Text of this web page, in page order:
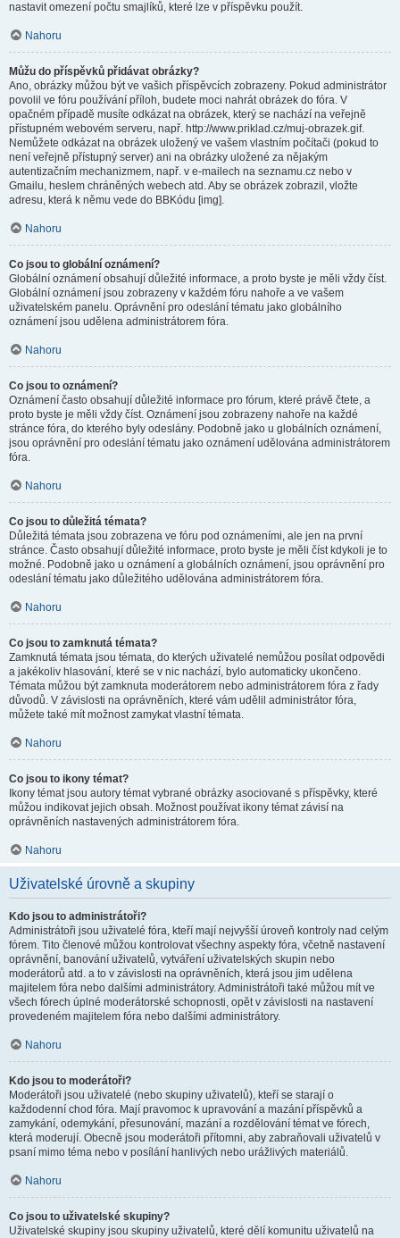
nastavit omezení počtu smajlíků, které lze v příspěvku použít.
Nahoru
Můžu do příspěvků přidávat obrázky?
Ano, obrázky můžou být ve vašich příspěvcích zobrazeny. Pokud administrátor
povolil ve fóru používání příloh, budete moci nahrát obrázek do fóra. V
opačném případě musíte odkázat na obrázek, který se nachází na veřejně
přístupném webovém serveru, např. http://www.priklad.cz/muj-obrazek.gif.
Nemůžete odkázat na obrázek uložený ve vašem vlastním počítači (pokud to
není veřejně přístupný server) ani na obrázky uložené za nějakým
autentizačním mechanizmem, např. v e-mailech na seznamu.cz nebo v
Gmailu, heslem chráněných webech atd. Aby se obrázek zobrazil, vložte
adresu, která k němu vede do BBKódu [img].
Nahoru
Co jsou to globální oznámení?
Globální oznámení obsahují důležité informace, a proto byste je měli vždy číst.
Globální oznámení jsou zobrazeny v každém fóru nahoře a ve vašem
uživatelském panelu. Oprávnění pro odeslání tématu jako globálního
oznámení jsou udělena administrátorem fóra.
Nahoru
Co jsou to oznámení?
Oznámení často obsahují důležité informace pro fórum, které právě čtete, a
proto byste je měli vždy číst. Oznámení jsou zobrazeny nahoře na každé
stránce fóra, do kterého byly odeslány. Podobně jako u globálních oznámení,
jsou oprávnění pro odeslání tématu jako oznámení udělována administrátorem
fóra.
Nahoru
Co jsou to důležitá témata?
Důležitá témata jsou zobrazena ve fóru pod oznámeními, ale jen na první
stránce. Často obsahují důležité informace, proto byste je měli číst kdykoli je to
možné. Podobně jako u oznámení a globálních oznámení, jsou oprávnění pro
odeslání tématu jako důležitého udělována administrátorem fóra.
Nahoru
Co jsou to zamknutá témata?
Zamknutá témata jsou témata, do kterých uživatelé nemůžou posílat odpovědi
a jakékoliv hlasování, které se v nic nachází, bylo automaticky ukončeno.
Témata můžou být zamknuta moderátorem nebo administrátorem fóra z řady
důvodů. V závislosti na oprávněních, které vám udělil administrátor fóra,
můžete také mít možnost zamykat vlastní témata.
Nahoru
Co jsou to ikony témat?
Ikony témat jsou autory témat vybrané obrázky asociované s příspěvky, které
můžou indikovat jejich obsah. Možnost používat ikony témat závisí na
oprávněních nastavených administrátorem fóra.
Nahoru
Uživatelské úrovně a skupiny
Kdo jsou to administrátoři?
Administrátoři jsou uživatelé fóra, kteří mají nejvyšší úroveň kontroly nad celým
fórem. Tito členové můžou kontrolovat všechny aspekty fóra, včetně nastavení
oprávnění, banování uživatelů, vytváření uživatelských skupin nebo
moderátorů atd. a to v závislosti na oprávněních, která jsou jim udělena
majitelem fóra nebo dalšími administrátory. Administrátoři také můžou mít ve
všech fórech úplné moderátorské schopnosti, opět v závislosti na nastavení
provedeném majitelem fóra nebo dalšími administrátory.
Nahoru
Kdo jsou to moderátoři?
Moderátoři jsou uživatelé (nebo skupiny uživatelů), kteří se starají o
každodenní chod fóra. Mají pravomoc k upravování a mazání příspěvků a
zamykání, odemykání, přesunování, mazání a rozdělování témat ve fórech,
která moderují. Obecně jsou moderátoři přítomni, aby zabraňovali uživatelů v
psaní mimo téma nebo v posílání hanlivých nebo urážlivých materiálů.
Nahoru
Co jsou to uživatelské skupiny?
Uživatelské skupiny jsou skupiny uživatelů, které dělí komunitu uživatelů na